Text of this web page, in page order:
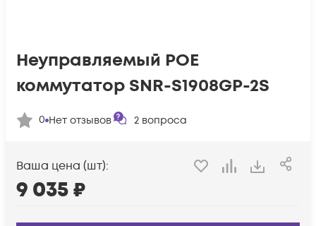
Неуправляемый POE
коммутатор SNR-S1908GP-2S
0 Нет отзывов 2 вопроса
Ваша цена (шт):
9 035₽